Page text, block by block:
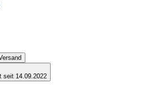
seit 14.09.2022